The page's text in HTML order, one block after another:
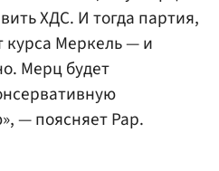
ХДС. И тогда партия,
курса Меркель — и
Мерц будет
— поясняет Рар.